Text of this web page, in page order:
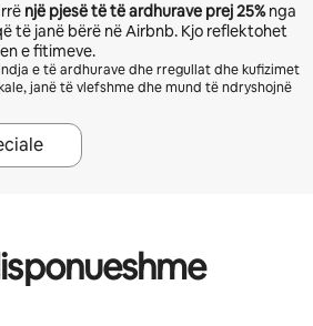
një pjesë të të ardhurave prej25%nga
të janë bërë në Airbnb. Kjo reflektohet
e fitimeve.
e të ardhurave dhe rregullat dhe kufizimet
janë të vlefshme dhe mund të ndryshojnë